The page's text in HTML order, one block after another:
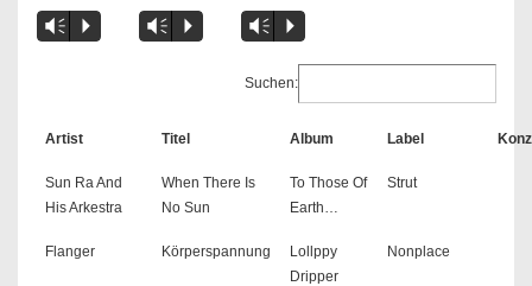
Vm P Vm P Vm P
Suchen:
Artist Titel Album Label
Sun Ra And
His Arkestra
When There Is
No Sun
To Those Of
Earth…
Strut
Flanger Körperspannung
Lollppy
Dripper
Nonplace